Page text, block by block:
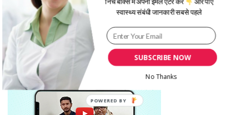
SUBSCRIBE NOW
स्वास्थ्य संबंधी जानकारी सबसे पहले
No Thanks
POWERED BY